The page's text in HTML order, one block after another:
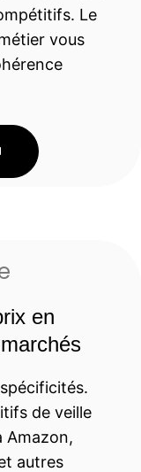
Le
vous
en
de veille
Amazon,
autres